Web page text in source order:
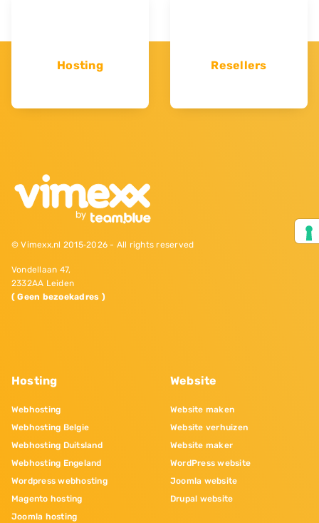
Hosting Resellers
© Vimexx.nl 2015‐2026 - All rights reserved
Vondellaan 47,
2332AA Leiden
( Geen bezoekadres )
Hosting
Webhosting
Webhosting Belgie
Webhosting Duitsland
Webhosting Engeland
Wordpress webhosting
Magento hosting
Joomla hosting
Website
Website maken
Website verhuizen
Website maker
WordPress website
Joomla website
Drupal website